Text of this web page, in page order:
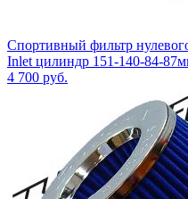
Спортивный фильтр
Inlet цилиндр 151-140-84-
4 700 руб.